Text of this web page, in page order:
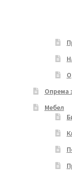
Опрема
Мебел